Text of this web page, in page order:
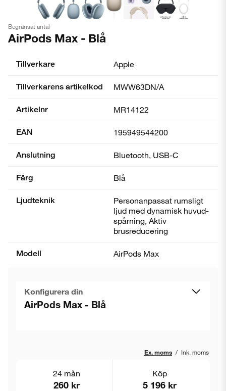
Begränsat antal
AirPods Max - Blå
Tillverkare Apple
Tillverkarens artikelkod MWW63DN/A
Artikelnr MR14122
EAN 195949544200
Anslutning Bluetooth, USB-C
Färg Blå
Ljudteknik
Personanpassat rumsligt
ljud med dynamisk huvud­
spårning, Aktiv
brusreducering
Modell AirPods Max
Konfigurera din
AirPods Max - Blå
Ex. moms / Ink. moms
24 mån
260 kr
Köp
5 196 kr